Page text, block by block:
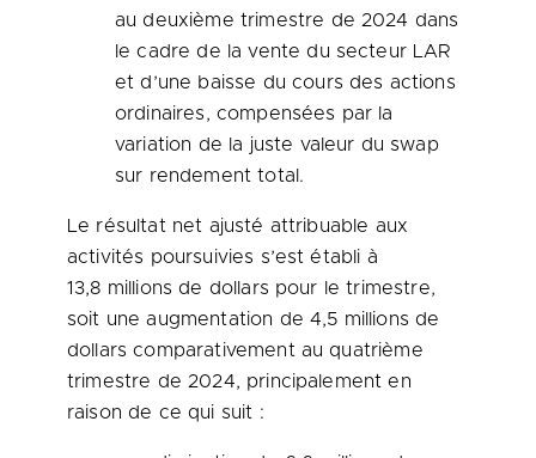
au deuxième trimestre de 2024 dans
le cadre de la vente du secteur LAR
et d’une baisse du cours des actions
ordinaires, compensées par la
variation de la juste valeur du swap
sur rendement total.
Le résultat net ajusté attribuable aux
activités poursuivies s’est établi à
13,8 millions de dollars pour le trimestre,
soit une augmentation de 4,5 millions de
dollars comparativement au quatrième
trimestre de 2024, principalement en
raison de ce qui suit :